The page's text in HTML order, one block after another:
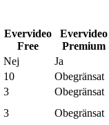
Evervideo
Free
Evervideo
Premium
Nej
Ja
10
Obegränsat
3
Obegränsat
3 Obegränsat